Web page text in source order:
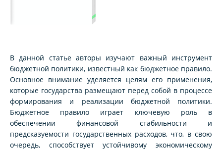
В данной статье авторы изучают важный инструмент
бюджетной политики, известный как бюджетное правило.
Основное внимание уделяется целям его применения,
которые государства размещают перед собой в процессе
формирования и реализации бюджетной политики.
Бюджетное правило играет ключевую роль в
обеспечении финансовой стабильности и
предсказуемости государственных расходов, что, в свою
очередь, способствует устойчивому экономическому